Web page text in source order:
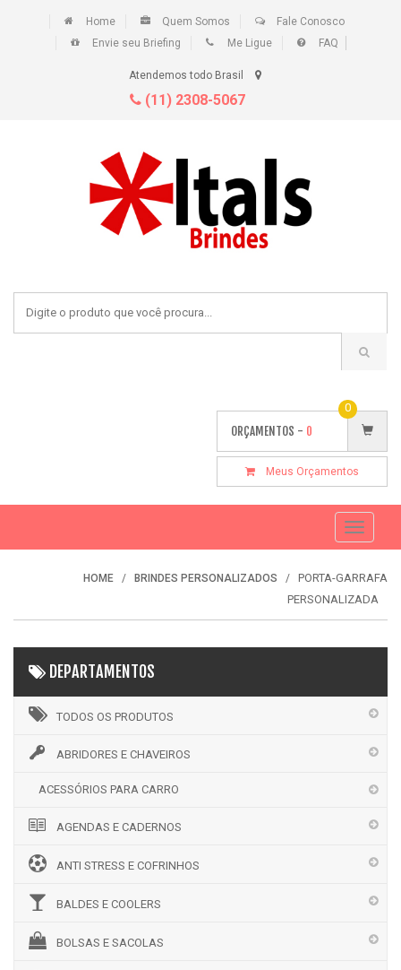
Home Quem Somos
Fale Conosco
Envie seu Briefing
Me Ligue FAQ
Atendemos todo Brasil
(11) 2308-5067
ORÇAMENTOS - 0
0
Meus Orçamentos
Toggle
HOME BRINDES PERSONALIZADOS
PORTA-GARRAFA
PERSONALIZADA
DEPARTAMENTOS
TODOS OS PRODUTOS
ABRIDORES E CHAVEIROS
ACESSÓRIOS PARA CARRO
AGENDAS E CADERNOS
ANTI STRESS E COFRINHOS
BALDES E COOLERS
BOLSAS E SACOLAS